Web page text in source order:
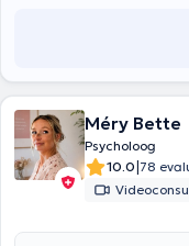
Méry Bette
Psycholoog
10.0|78